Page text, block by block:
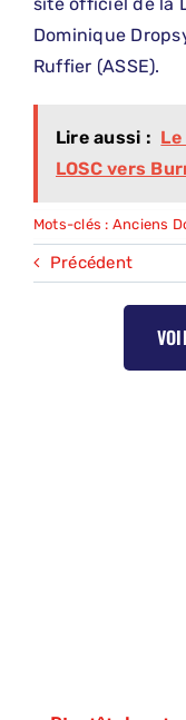
Dominique
Ruffier (ASSE).
Lire aussi :
LOSC vers
Mots-clés : Anciens
Précédent